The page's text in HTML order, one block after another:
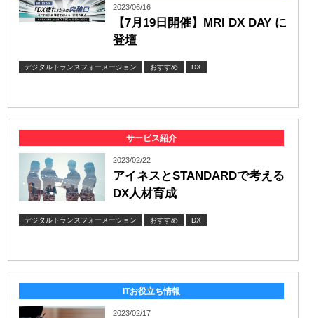
2023/06/16
【7月19日開催】MRI DX DAY に
登壇
デジタルトランスフォーメーション おすすめ DX
サービス紹介
2023/02/22
アイネスとSTANDARDで考える
DX人材育成
デジタルトランスフォーメーション おすすめ DX
ITお役立ち情報
2023/02/17